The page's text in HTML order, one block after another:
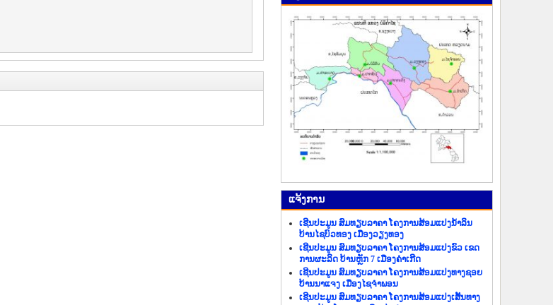
ແຈ້ງ​ການ
ເຊີນປະມູນ ສົມທຽບລາຄາ ໂຄງການສ້ອມແປງນ້ຳລິນ
ບ້ານໄຊບົວທອງ ເມືອງວຽງທອງ
ເຊີນປະມູນ ສົມທຽບລາຄາ ໂຄງການສ້ອມແປງຂົວ ເຂດ
ການຜະລິດ ບ້ານຫຼັກ 7 ເມືອງຄຳເກີດ
ເຊີນປະມູນ ສົມທຽບລາຄາ ໂຄງການສ້ອມແປງທາງຊອຍ
ບ້ານນາແຈງ ເມືອງໄຊຈຳພອນ
ເຊີນປະມູນ ສົມທຽບລາຄາ ໂຄງການສ້ອມແປງເສັ້ນທາງ